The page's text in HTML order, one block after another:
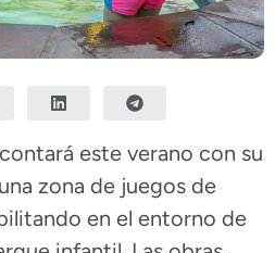
contará este verano con su
zona de juegos de
en el entorno de